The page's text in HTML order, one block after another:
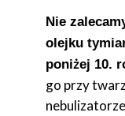
Nie
olejku
poniżej 10.
go przy